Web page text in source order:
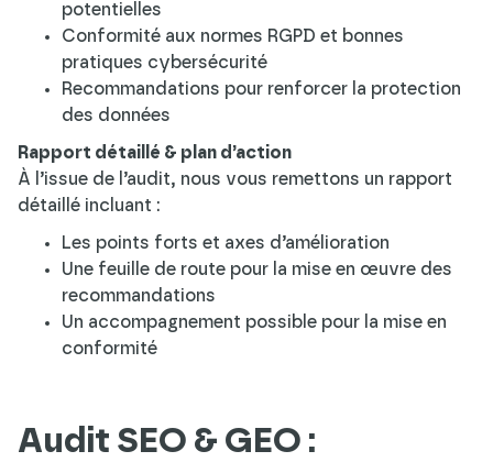
potentielles
Conformité aux normes RGPD et bonnes
pratiques cybersécurité
Recommandations pour renforcer la protection
des données
Rapport détaillé & plan d’action
À l’issue de l’audit, nous vous remettons un rapport
détaillé incluant :
Les points forts et axes d’amélioration
Une feuille de route pour la mise en œuvre des
recommandations
Un accompagnement possible pour la mise en
conformité
Audit SEO & GEO :